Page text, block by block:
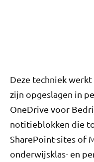
Deze techniek
zijn opgeslagen in
OneDrive voor
notitieblokken die
SharePoint-sites of
onderwijsklas- en